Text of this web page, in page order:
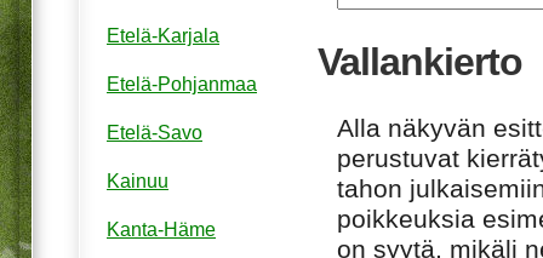
Vallankierto
Alla näkyvän
perustuvat
tahon
poikkeuksia
on syytä, mikäli
Etelä-Karjala
Etelä-Pohjanmaa
Etelä-Savo
Kainuu
Kanta-Häme